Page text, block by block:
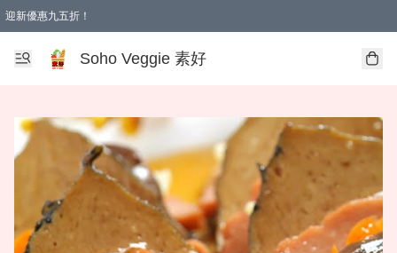
迎新優惠九五折！
Soho Veggie 素好